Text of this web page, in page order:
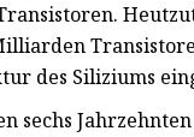
des Siliziums
sechs